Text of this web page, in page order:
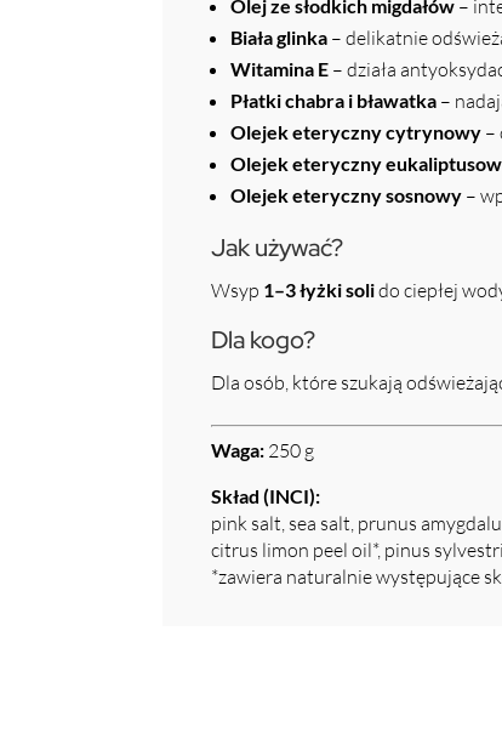
Olej ze słodkich migdałów –
Biała glinka – delikatnie
Witamina E – działa
Płatki chabra i bławatka –
Olejek eteryczny cytrynowy –
Olejek eteryczny
Olejek eteryczny sosnowy –
Jak używać?
Wsyp 1–3 łyżki solido ciepłej
Dla kogo?
Dla osób, które szukają
Waga: 250 g
Skład (INCI):
pink salt, sea salt, prunus
citrus limon peel oil*, pinus
*zawiera naturalnie występujące